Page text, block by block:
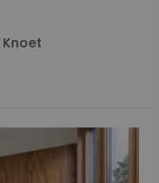
Knoet